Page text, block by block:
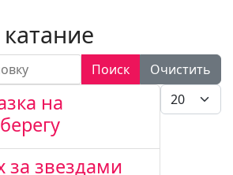
Поиск
Очистить
Кол-во
на
за звездами